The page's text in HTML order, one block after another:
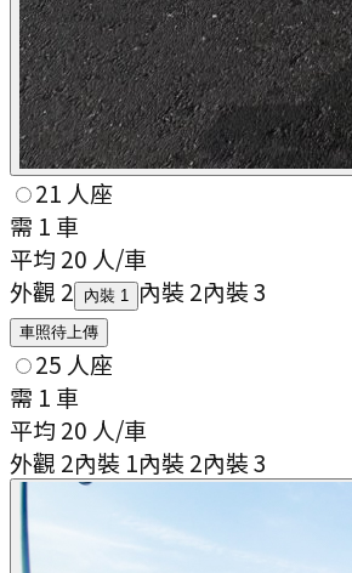
21 人座
需 1 車
平均 20 人/車
外觀 2
內裝 1 內裝 2內裝 3
車照待上傳
25 人座
需 1 車
平均 20 人/車
外觀 2內裝 1內裝 2內裝 3